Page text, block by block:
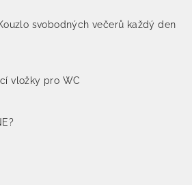
svobodných večerů každý den
vložky pro WC